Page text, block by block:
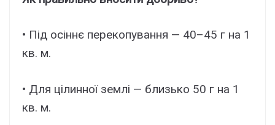
• Під осіннє перекопування — 40–45 г на 1
кв. м.
• Для цілинної землі — близько 50 г на 1
кв. м.